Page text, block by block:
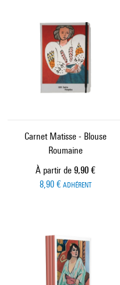
Carnet Matisse - Blouse
Roumaine
À partir de Prix ​​actuel
9,90 €
8,90 € ADHÉRENT